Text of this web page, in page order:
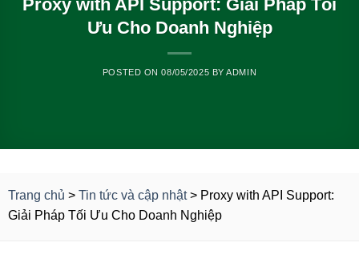
Proxy with API Support: Giải Pháp Tối
Ưu Cho Doanh Nghiệp
POSTED ON08/05/2025 BYADMIN
Trang chủ > Tin tức và cập nhật> Proxy with API Support:
Giải Pháp Tối Ưu Cho Doanh Nghiệp